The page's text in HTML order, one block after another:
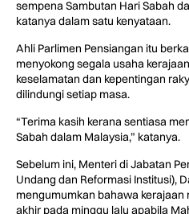
sempena Sambutan Hari Sabah
katanya dalam satu kenyataan.
Ahli Parlimen Pensiangan itu
menyokong segala usaha
keselamatan dan kepentingan
dilindungi setiap masa.
“Terima kasih kerana sentiasa
Sabah dalam Malaysia,” katanya.
Sebelum ini, Menteri di Jabatan
Undang dan Reformasi Institusi),
mengumumkan bahawa
akhir pada minggu lalu apabila